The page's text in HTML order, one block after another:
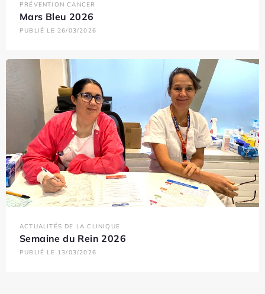
PRÉVENTION CANCER
Mars Bleu 2026
PUBLIÉ LE 26/03/2026
ACTUALITÉS DE LA CLINIQUE
Semaine du Rein 2026
PUBLIÉ LE 13/03/2026